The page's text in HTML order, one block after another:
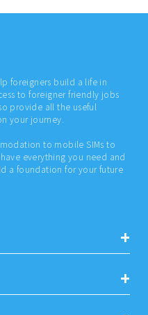
foreigners build a life in
to foreigner friendly jobs
provide all the useful
your journey.
to mobile SIMs to
everything you need and
a foundation for your future